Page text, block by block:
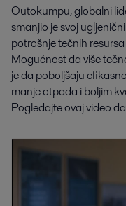
Outokumpu, globalni
smanjio je svoj
potrošnje tečnih
Mogućnost da više
je da poboljšaju
manje otpada i boljim
Pogledajte ovaj video